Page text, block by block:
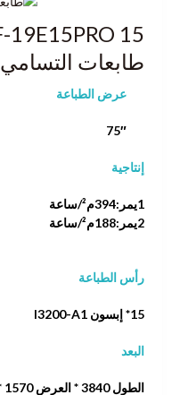
طابعات التسامي
عرض الطباعة
75″
إنتاجية
1يمر:394م²/ساعة
2يمر:188م²/ساعة
رأس الطباعة
15* إبسون I3200-A1
البعد
الطول 3840 * العرض 1570 * الارتفاع 1800 ملم